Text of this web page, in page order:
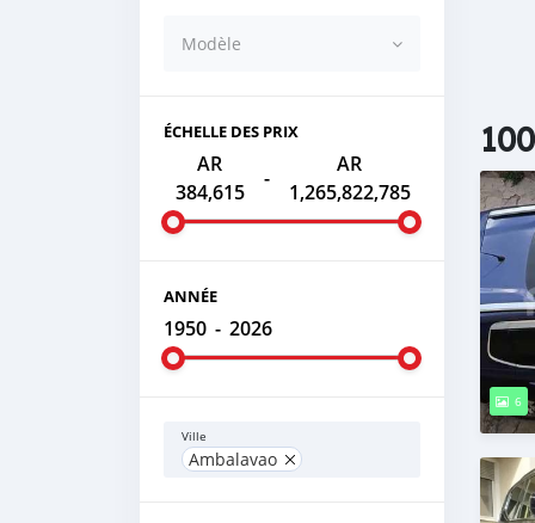
Modèle
ÉCHELLE DES PRIX
AR
384,615
-
AR
1,265,822,785
ANNÉE
1950 - 2026
Ville
Ambalavao
6